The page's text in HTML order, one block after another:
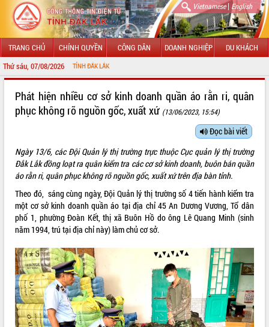
Vietnamese| English
TRANG CHỦ CHÍNH QUYỀN CÔNG DÂN DOANH NGHIỆP DU KHÁCH
Thứ sáu, 07/08/2026
LÃNH ĐẠO UBND TỈNH
SỞ, BAN, NGÀNH
THÔNG TIN CHỈ ĐẠO ĐIỀU HÀNH
HỆ THỐNG VĂN BẢN
VĂN BẢN HĐND TỈNH
ĐIỂM TIN VĂN BẢN
QUY HOẠCH - KẾ HOẠCH
Phát hiện nhiều cơ sở kinh doanh quần áo rằn ri, quân
phục không rõ nguồn gốc, xuất xứ (13/06/2023, 15:54)
Đọc bài viết
Ngày 13/6, các Đội Quản lý thị trường trực thuộc Cục quản lý thị trường
Đắk Lắkđồng loạt ra quân kiểm tra các cơ sở kinh doanh, buôn bán quần
áo rằn ri, quân phục không rõ nguồn gốc, xuất xứ trên địa bàn tỉnh.
Theo đó, sáng cùng ngày, Đội Quản lý thị trường số 4 tiến hành kiểm tra
một cơ sở kinh doanh quần áo tại địa chỉ 45 An Dương Vương, Tổ dân
phố 1, phường Đoàn Kết, thị xã Buôn Hồ do ông Lê Quang Minh (sinh
năm 1994, trú tại địa chỉ này) làm chủ cơ sở.